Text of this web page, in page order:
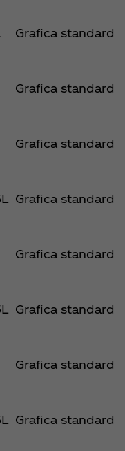
Grafica standard
Grafica standard
Grafica standard
Grafica standard
Grafica standard
Grafica standard
Grafica standard
Grafica standard